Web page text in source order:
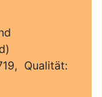
Qualität: